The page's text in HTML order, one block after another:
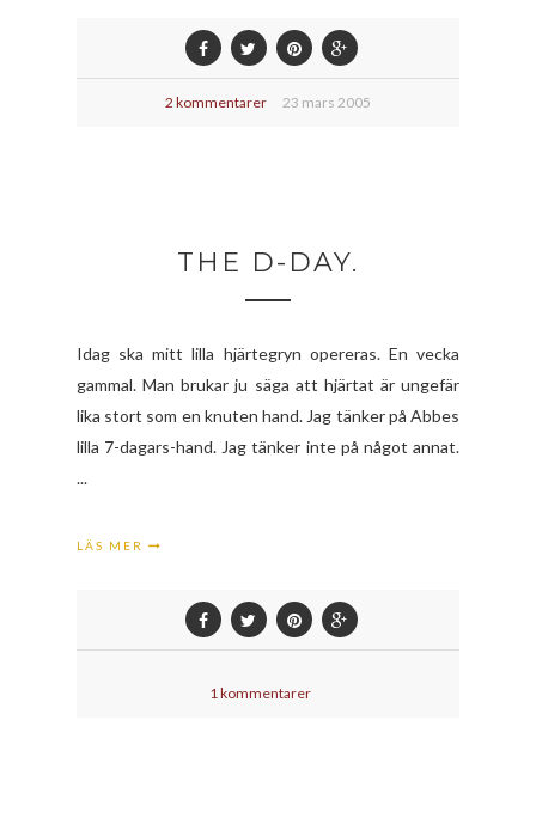
2 kommentarer 23 mars 2005
THE D-DAY.
Idag ska mitt lilla hjärtegryn opereras. En vecka
gammal. Man brukar ju säga att hjärtat är ungefär
lika stort som en knuten hand. Jag tänker på Abbes
lilla 7-dagars-hand. Jag tänker inte på något annat.
...
LÄS MER
1 kommentarer